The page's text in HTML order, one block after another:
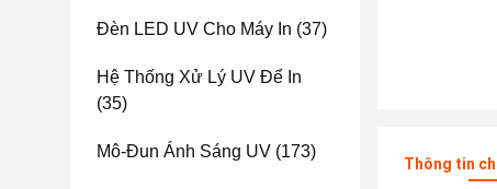
Đèn LED UV Cho Máy In (37)
Hệ Thống Xử Lý UV Để In
(35)
Mô-Đun Ánh Sáng UV (173)
Thông tin